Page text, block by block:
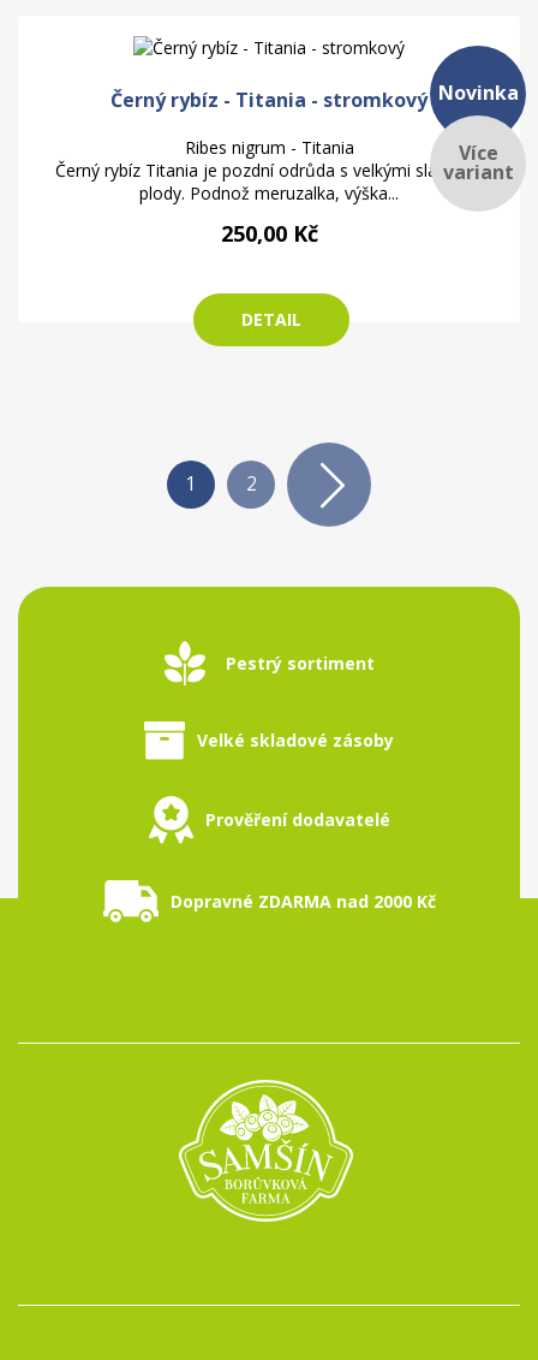
Černý rybíz - Titania - stromkový
Ribes nigrum - Titania
Černý rybíz Titania je pozdní odrůda s velkými sladkými
plody. Podnož meruzalka, výška...
250,00 Kč
DETAIL
Novinka
Více
variant
1 2
Pestrý sortiment
Velké skladové zásoby
Prověření dodavatelé
Dopravné ZDARMA nad 2000 Kč